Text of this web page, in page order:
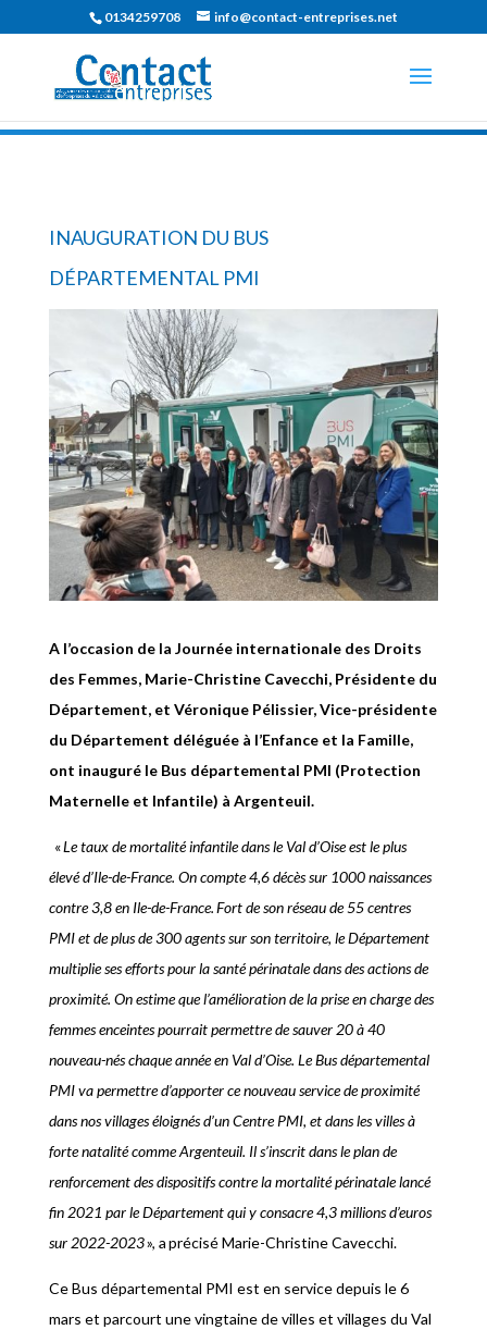
0134259708 info@contact-entreprises.net
INAUGURATION DU BUS
DÉPARTEMENTAL PMI
A l’occasion de la Journée internationale des Droits
des Femmes, Marie-Christine Cavecchi, Présidente du
Département, et Véronique Pélissier, Vice-présidente
du Département déléguée à l’Enfance et la Famille,
ont inauguré le Bus départemental PMI (Protection
Maternelle et Infantile) à Argenteuil.
«Le taux de mortalité infantile dans le Val d’Oise est le plus
élevé d’Ile-de-France. On compte 4,6 décès sur 1000 naissances
contre 3,8 en Ile-de-France.Fort de son réseau de 55 centres
PMI et de plus de 300 agents sur son territoire, le Département
multiplie ses efforts pour la santé périnatale dans des actions de
proximité. On estime que l’amélioration de la prise en charge des
femmes enceintes pourrait permettre de sauver 20 à 40
nouveau-nés chaque année en Val d’Oise. Le Bus départemental
PMI va permettre d’apporter ce nouveau service de proximité
dans nos villages éloignés d’un Centre PMI, et dans les villes à
forte natalité comme Argenteuil. Il s’inscrit dans le plan de
renforcement des dispositifs contre la mortalité périnatale lancé
fin 2021 par le Département qui y consacre 4,3 millions d’euros
sur 2022-2023», aprécisé Marie-Christine Cavecchi.
Ce Bus départemental PMI est en service depuis le 6
mars et parcourt une vingtaine de villes et villages du Val